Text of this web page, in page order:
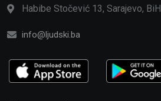
Habibe Stočević 13, Sarajevo, BiH
info@ljudski.ba